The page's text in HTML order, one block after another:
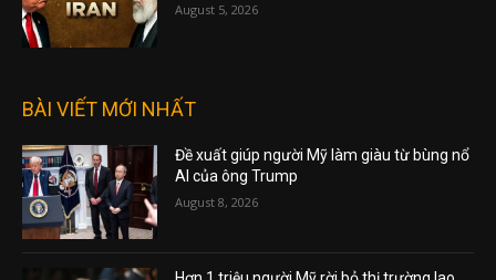
August 5, 2026
BÀI VIẾT MỚI NHẤT
Đề xuất giúp người Mỹ làm giàu từ bùng nổ
AI của ông Trump
August 8, 2026